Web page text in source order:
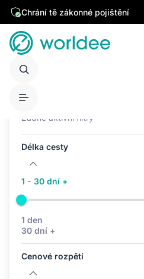
Chrání tě zákonné pojištění
Žádné aktivní filtry
Délka cesty
1 - 30 dní +
1 den
30 dní +
Cenové rozpětí